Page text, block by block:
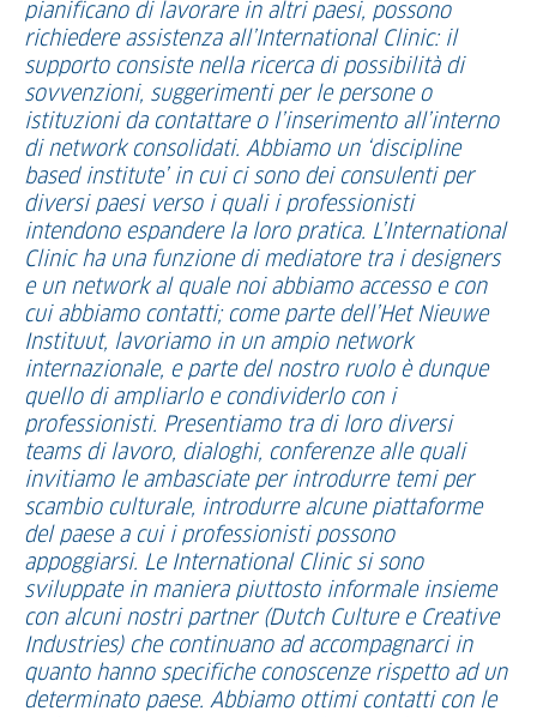
pianificano di lavorare in altri paesi, possono
richiedere assistenza all’International Clinic: il
supporto consiste nella ricerca di possibilità di
sovvenzioni, suggerimenti per le persone o
istituzioni da contattare o l’inserimento all’interno
di network consolidati. Abbiamo un ‘discipline
based institute’ in cui ci sono dei consulenti per
diversi paesi verso i quali i professionisti
intendono espandere la loro pratica. L’International
Clinic ha una funzione di mediatore tra i designers
e un network al quale noi abbiamo accesso e con
cui abbiamo contatti; come parte dell’Het Nieuwe
Instituut, lavoriamo in un ampio network
internazionale, e parte del nostro ruolo è dunque
quello di ampliarlo e condividerlo con i
professionisti. Presentiamo tra di loro diversi
teams di lavoro, dialoghi, conferenze alle quali
invitiamo le ambasciate per introdurre temi per
scambio culturale, introdurre alcune piattaforme
del paese a cui i professionisti possono
appoggiarsi. Le International Clinic si sono
sviluppate in maniera piuttosto informale insieme
con alcuni nostri partner (Dutch Culture e Creative
Industries) che continuano ad accompagnarci in
quanto hanno specifiche conoscenze rispetto ad un
determinato paese. Abbiamo ottimi contatti con le